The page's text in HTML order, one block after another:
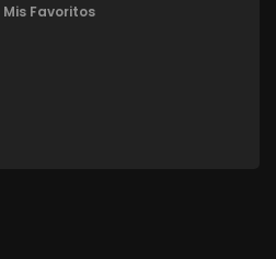
Mis Favoritos